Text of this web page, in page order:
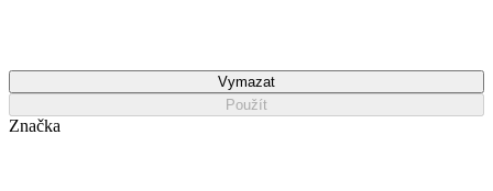
Vymazat
Použít
Značka